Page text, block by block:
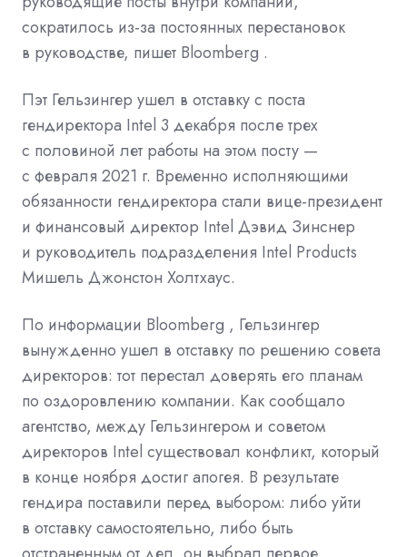
сократилось из-за постоянных перестановок
в руководстве, пишет Bloomberg .
Пэт Гельзингер ушел в отставку с поста
гендиректора Intel 3 декабря после трех
с половиной лет работы на этом посту —
с февраля 2021 г. Временно исполняющими
обязанности гендиректора стали вице-президент
и финансовый директор Intel Дэвид Зинснер
и руководитель подразделения Intel Products
Мишель Джонстон Холтхаус.
По информации Bloomberg , Гельзингер
вынужденно ушел в отставку по решению совета
директоров: тот перестал доверять его планам
по оздоровлению компании. Как сообщало
агентство, между Гельзингером и советом
директоров Intel существовал конфликт, который
в конце ноября достиг апогея. В результате
гендира поставили перед выбором: либо уйти
в отставку самостоятельно, либо быть